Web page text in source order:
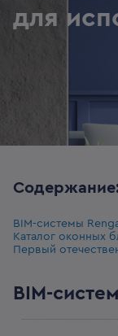
для
BIM-системы
Каталог оконных
Первый
BIM-